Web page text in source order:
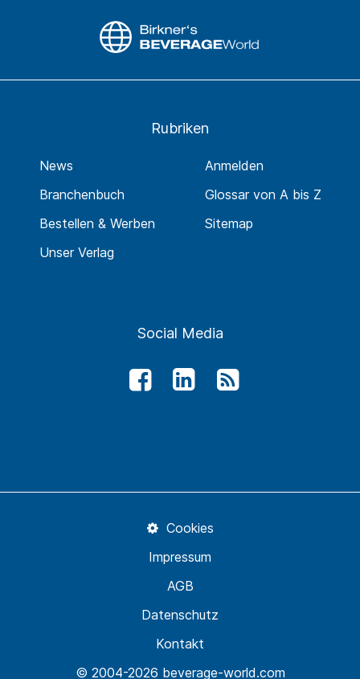
Rubriken
News
Branchenbuch
Bestellen & Werben
Unser Verlag
Anmelden
Glossar von A bis Z
Sitemap
Social Media
© 2004-2026 beverage-world.com
Kontakt
Datenschutz
AGB
Impressum
Cookies